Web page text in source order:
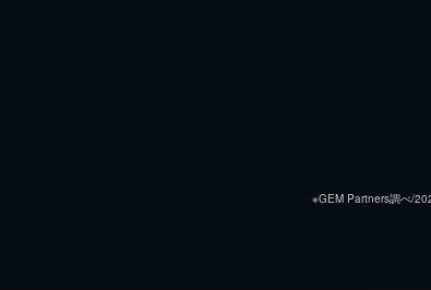
※GEM Partners調べ/